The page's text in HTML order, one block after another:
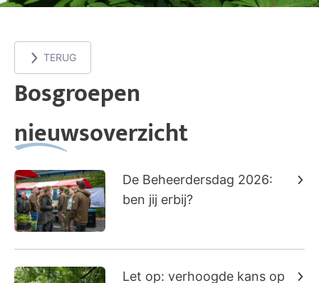
TERUG
Bosgroepen
nieuwsoverzicht
De Beheerdersdag 2026:
ben jij erbij?
Let op: verhoogde kans op